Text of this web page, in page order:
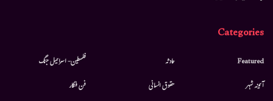
Categories
Featured
آئینہ شہر
حادثہ
حقوق انسانی
فلسطین- اسرائیل جنگ
فن فنکار